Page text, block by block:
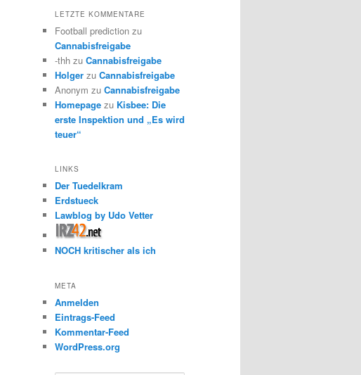
LETZTE KOMMENTARE
Football prediction zu
Cannabisfreigabe
-thh zu Cannabisfreigabe
Holger zu Cannabisfreigabe
Anonym zu Cannabisfreigabe
Homepage zu Kisbee: Die
erste Inspektion und „Es wird
teuer“
LINKS
Der Tuedelkram
Erdstueck
Lawblog by Udo Vetter
NOCH kritischer als ich
META
Anmelden
Eintrags-Feed
Kommentar-Feed
WordPress.org